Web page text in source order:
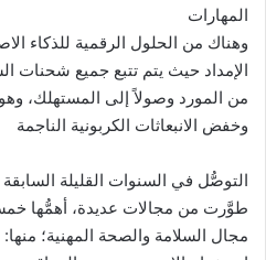
المهارات
وهناك من الحلول الرقمية للذكاء
الإمداد حيث يتم تتبع جميع شحنات
من المورد وصولاً إلى المستهلك،
وخفض الانبعاثات الكربونية الناجمة
التوصُّل في السنوات القليلة
طوَّرت من مجالات عديدة، أهمُّها
مجال السلامة والصحة المهنية؛